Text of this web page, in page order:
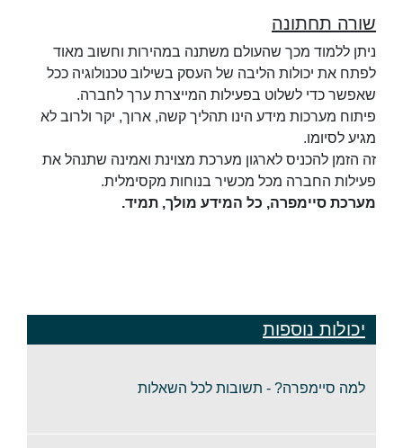
שורה תחתונה
ניתן ללמוד מכך שהעולם משתנה במהירות וחשוב מאוד
לפתח את יכולות הליבה של העסק בשילוב טכנולוגיה ככל
שאפשר כדי לשלוט בפעילות המייצרת ערך לחברה.
פיתוח מערכות מידע הינו תהליך קשה, ארוך, יקר ולרוב לא
מגיע לסיומו.
זה הזמן להכניס לארגון מערכת מצוינת ואמינה שתנהל את
פעילות החברה מכל מכשיר בנוחות מקסימלית.
מערכת סיימפרה, כל המידע מולך, תמיד.
יכולות נוספות
למה סיימפרה? - תשובות לכל השאלות